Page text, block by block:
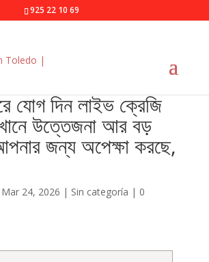
925 22 10 69
যোগ দিন লাইভ ক্রেজি
উত্তেজনা আর বড়
জন্য অপেক্ষা করছে,
Mar 24, 2026 | Sin categoría | 0